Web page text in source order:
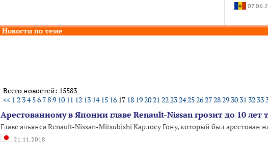
Новости по теме
Всего новостей: 15583
<< 1 2 34 56 789 10 11 12 13 14 15 16 17 18 192021 2223242526272829 30 31 32 33
Арестованному в Японии главе Renault-Nissan грозит до 10
Главе альянса Renault-Nissan-Mitsubishi Карлосу Гону, который был
21.11.2018